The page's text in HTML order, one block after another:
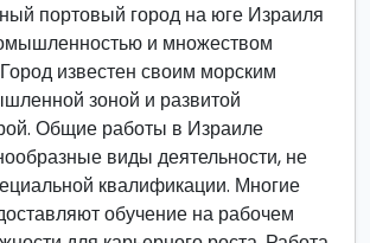
портовый город на юге Израиля
и множеством
известен своим морским
зоной и развитой
Общие работы в Израиле
виды деятельности, не
квалификации. Многие
обучение на рабочем